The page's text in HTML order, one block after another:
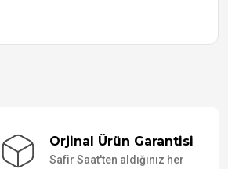
Orjinal Ürün Garantisi
Safir Saat'ten aldığınız her